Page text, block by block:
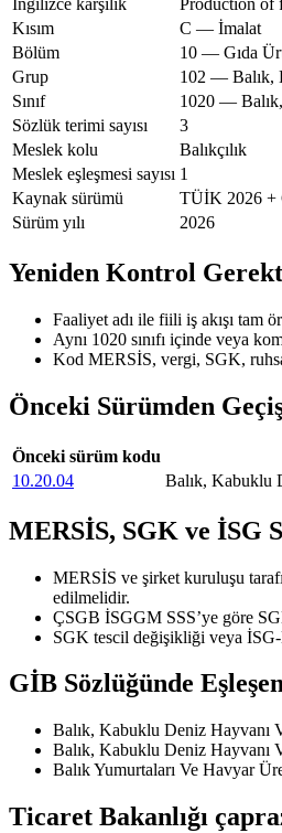
İngilizce karşılık
Production of
Kısım
C — İmalat
Bölüm
10 — Gıda
Grup
102 — Balık,
Sınıf
1020 — Balık,
Sözlük terimi sayısı
3
Meslek kolu
Balıkçılık
Meslek eşleşmesi sayısı 1
Kaynak sürümü
TÜİK 2026 +
Sürüm yılı
2026
Yeniden Kontrol
Faaliyet adı ile fiili iş akışı tam
Aynı 1020 sınıfı içinde veya
Kod MERSİS, vergi, SGK,
Önceki Sürümden
Önceki sürüm kodu
10.20.04
Balık, Kabuklu
MERSİS, SGK ve İSG
MERSİS ve şirket kuruluşu
edilmelidir.
ÇSGB İSGGM SSS’ye göre
SGK tescil değişikliği veya İSG-
GİB Sözlüğünde
Balık, Kabuklu Deniz Hayvanı
Balık, Kabuklu Deniz Hayvanı
Balık Yumurtaları Ve Havyar
Ticaret Bakanlığı